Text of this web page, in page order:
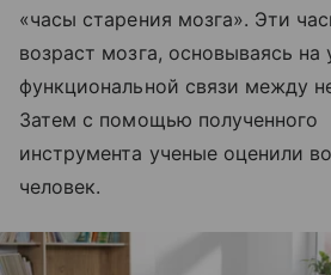
«часы старения мозга». Эти
возраст мозга, основываясь на
функциональной связи между
Затем с помощью полученного
инструмента ученые оценили
человек.